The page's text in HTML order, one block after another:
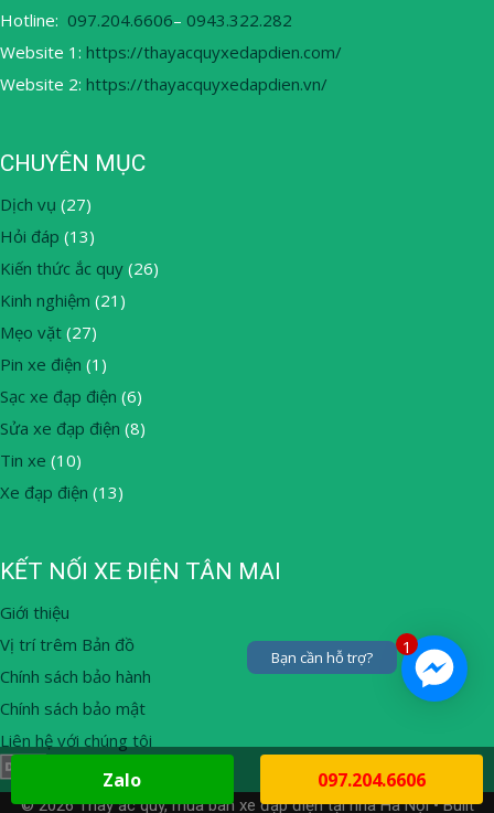
Hotline: 097.204.6606– 0943.322.282
Website 1: https://thayacquyxedapdien.com/
Website 2: https://thayacquyxedapdien.vn/
CHUYÊN MỤC
Dịch vụ (27)
Hỏi đáp (13)
Kiến thức ắc quy (26)
Kinh nghiệm (21)
Mẹo vặt (27)
Pin xe điện (1)
Sạc xe đạp điện (6)
Sửa xe đạp điện (8)
Tin xe (10)
Xe đạp điện (13)
KẾT NỐI XE ĐIỆN TÂN MAI
Giới thiệu
Vị trí trêm Bản đồ
Chính sách bảo hành
Chính sách bảo mật
Liên hệ với chúng tôi
© 2026 Thay ắc quy, mua bán xe đạp điện tại nhà Hà Nội• Built
Zalo 097.204.6606
1
Bạn cần hỗ trợ?